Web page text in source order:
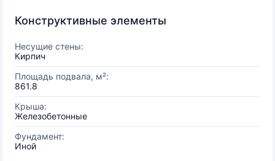
Конструктивные элементы
Несущие стены:
Кирпич
Площадь подвала, м²:
861.8
Крыша:
Железобетонные
Фундамент:
Иной